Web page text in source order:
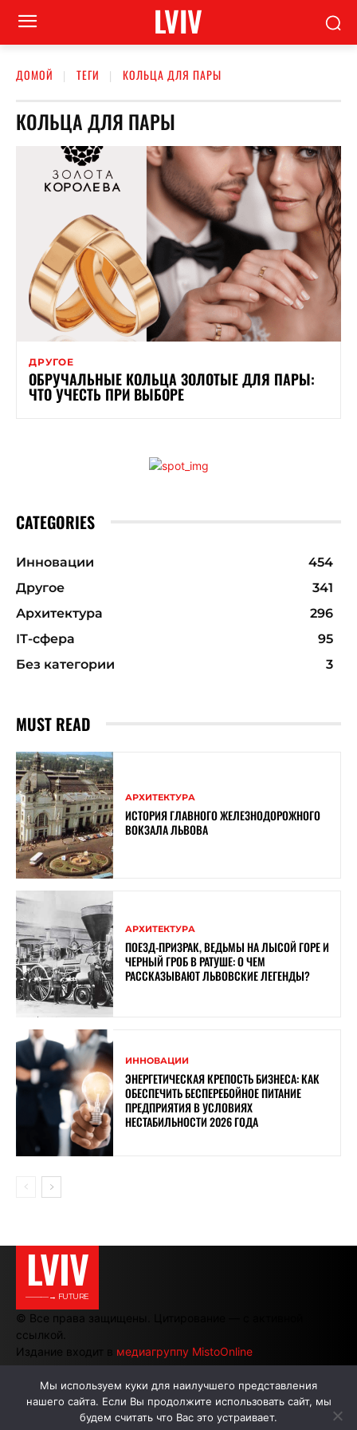
LVIV
ДОМОЙ ТЕГИ КОЛЬЦА ДЛЯ ПАРЫ
КОЛЬЦА ДЛЯ ПАРЫ
ДРУГОЕ
ОБРУЧАЛЬНЫЕ КОЛЬЦА ЗОЛОТЫЕ ДЛЯ ПАРЫ:
ЧТО УЧЕСТЬ ПРИ ВЫБОРЕ
CATEGORIES
Инновации
454
Другое
341
Архитектура
296
ІТ-сфера
95
Без категории
3
MUST READ
АРХИТЕКТУРА
ИСТОРИЯ ГЛАВНОГО ЖЕЛЕЗНОДОРОЖНОГО
ВОКЗАЛА ЛЬВОВА
АРХИТЕКТУРА
ПОЕЗД-ПРИЗРАК, ВЕДЬМЫ НА ЛЫСОЙ ГОРЕ И
ЧЕРНЫЙ ГРОБ В РАТУШЕ: О ЧЕМ
РАССКАЗЫВАЮТ ЛЬВОВСКИЕ ЛЕГЕНДЫ?
ИННОВАЦИИ
ЭНЕРГЕТИЧЕСКАЯ КРЕПОСТЬ БИЗНЕСА: КАК
ОБЕСПЕЧИТЬ БЕСПЕРЕБОЙНОЕ ПИТАНИЕ
ПРЕДПРИЯТИЯ В УСЛОВИЯХ
НЕСТАБИЛЬНОСТИ 2026 ГОДА
LVIV
———→ FUTURE
© Все права защищены. Цитирование — с активной
ссылкой.
Издание входит в медиагруппу MistoOnline
АВТОРЫ РЕКЛАМА НА САЙТЕ
Мы используем куки для наилучшего представления
нашего сайта. Если Вы продолжите использовать сайт, мы
будем считать что Вас это устраивает.